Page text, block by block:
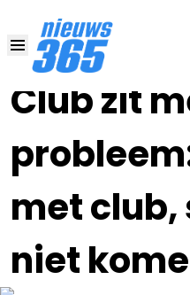
Club zit
met club,
niet
27 JUL 2020, 11:30